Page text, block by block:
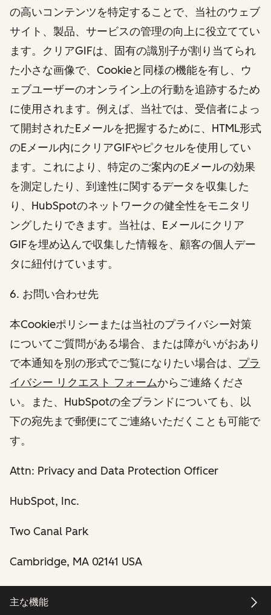
の高いコンテンツを特定することで、当社のウェブ
サイト、製品、サービスの管理の向上に役立ててい
ます。クリアGIFは、固有の識別子が割り当てられ
た小さな画像で、Cookieと同様の機能を有し、ウ
ェブユーザーのオンライン上の行動を追跡するため
に使用されます。例えば、当社では、受信者によっ
て開封されたEメールを把握するために、HTML形式
のEメール内にクリアGIFやピクセルを使用してい
ます。これにより、特定のご案内のEメールの効果
を測定したり、到達性に関するデータを収集した
り、HubSpotのネットワークの健全性をモニタリ
ングしたりできます。当社は、Eメールにクリア
GIFを埋め込んで収集した情報を、顧客の個人デー
タに紐付けています。
6. お問い合わせ先
本Cookieポリシーまたは当社のプライバシー対策
についてご質問がある場合、または障がいがおあり
で本通知を別の形式でご覧になりたい場合は、 プラ
イバシー リクエスト フォームからご連絡くださ
い。また、HubSpotの全ブランドについても、以
下の宛先まで郵便にてご連絡いただくことも可能で
す。
Attn: Privacy and Data Protection Officer
HubSpot, Inc.
Two Canal Park
Cambridge, MA 02141 USA
主な機能